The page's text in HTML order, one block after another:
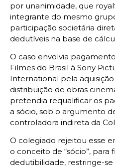
por unanimidade, que
integrante do mesmo
participação societária
dedutíveis na base de
O caso envolvia
Filmes do Brasil à Sony
International pela
distribuição de obras
pretendia requalificar os
a sócio, sob o argumento
controladora indireta da
O colegiado rejeitou esse
o conceito de “sócio”, para
dedutibilidade, restringe-